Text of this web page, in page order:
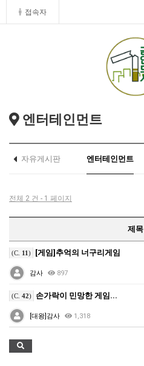
접속자
엔터테인먼트
자유게시판 엔터테인먼트
전체 2 건 - 1 페이지
제목
(C. 11) [게임]추억의 너구리게임
감사 897
(C. 42) 손가락이 민망한 게임...
[대왕]감사 1,318